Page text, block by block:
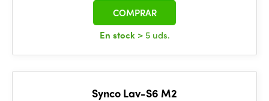
En stock > 5 uds.
COMPRAR
Synco Lav-S6 M2